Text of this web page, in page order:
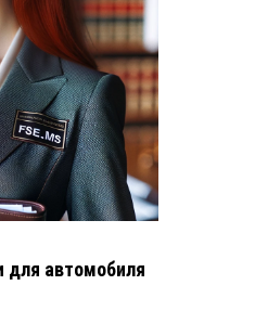
для автомобиля